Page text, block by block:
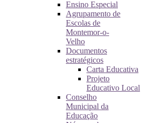
Ensino Especial
Agrupamento de
Escolas de
Montemor-o-
Velho
Documentos
estratégicos
Carta Educativa
Projeto
Educativo Local
Conselho
Municipal da
Educação